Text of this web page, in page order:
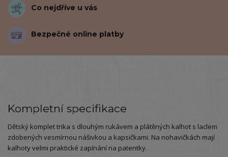
Co nejdříve u vás
Bezpečné online platby
Kompletní specifikace
Dětský komplet trika s dlouhým rukávem a plátěných kalhot s laclem
zdobených vesmírnou nášivkou a kapsičkami. Na nohavičkách mají
kalhoty velmi praktické zapínání na patentky.